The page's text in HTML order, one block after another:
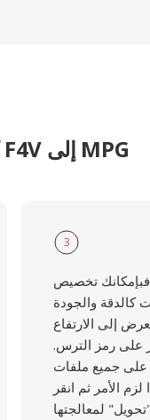
كيفية تحويل F4V إلى MPG
3
تخصيص
كالدقة والجودة
إلى الارتفاع
على رمز الترس.
على جميع ملفات
لزم الأمر ثم انقر